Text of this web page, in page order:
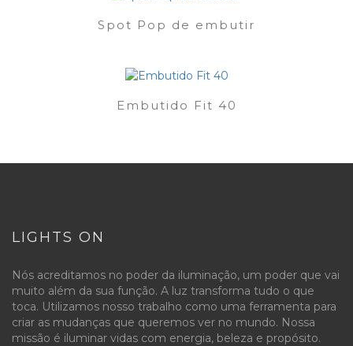
Spot Pop de embutir
Embutido Fit 40
LIGHTS ON
Nós acreditamos no poder da iluminação, um poder que vai
muito além da sua função. A luz transforma tudo o que
toca. Utilizamos nosso trabalho como uma ferramenta para
criar as mudanças que queremos ver no mundo. Nossa
missão é iluminar vidas com energia, beleza e propósito.